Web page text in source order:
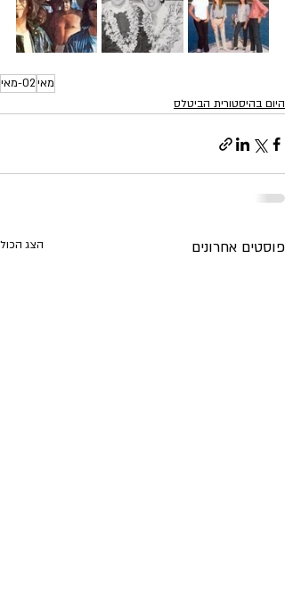
מאי02-מאי
היום בהיסטורית הביטלס
פוסטים אחרונים הצג הכול